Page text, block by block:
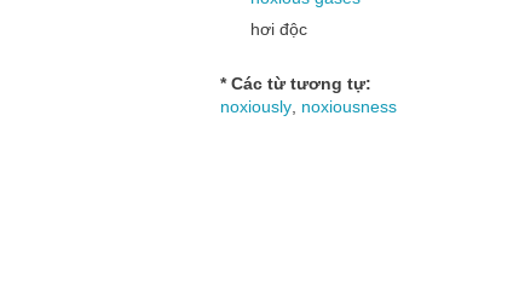
hơi độc
* Các từ tương tự:
noxiously noxiousness